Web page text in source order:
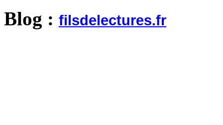
Blog : filsdelectures.fr